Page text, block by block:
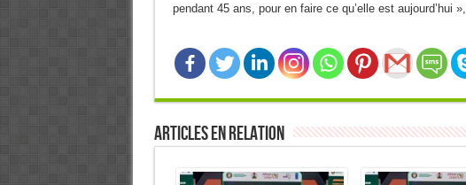
pendant 45 ans, pour en faire ce qu’elle est aujourd’hui
Articles en relation